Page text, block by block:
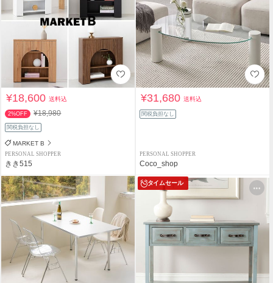
¥18,600送料込
2%OFF ¥18,980
関税負担なし
MARKET B
PERSONAL SHOPPER
きき515
¥31,680送料込
関税負担なし
PERSONAL SHOPPER
Coco_shop
タイムセール